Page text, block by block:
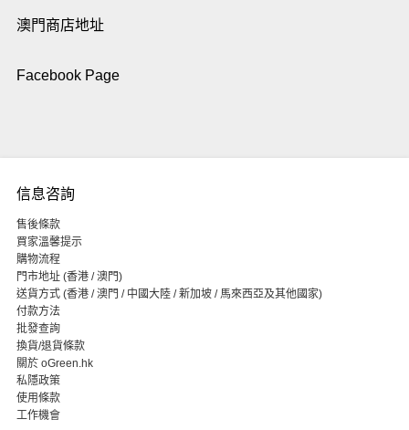
澳門商店地址
Facebook Page
信息咨詢
售後條款
買家溫馨提示
購物流程
門市地址 (香港 / 澳門)
送貨方式 (香港 / 澳門 / 中國大陸 / 新加坡 / 馬來西亞及其他國家)
付款方法
批發查詢
換貨/退貨條款
關於 oGreen.hk
私隱政策
使用條款
工作機會